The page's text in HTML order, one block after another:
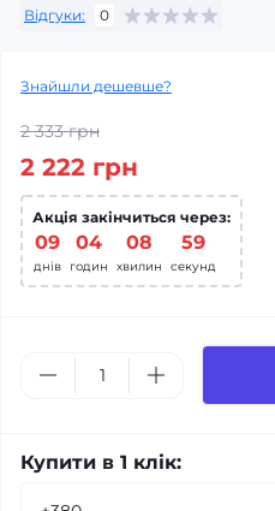
Відгуки: 0
Знайшли дешевше?
2 333 грн
2 222 грн
Акція закінчиться через:
09
днів
04
годин
08
хвилин
58
секунд
Купити в 1 клік: